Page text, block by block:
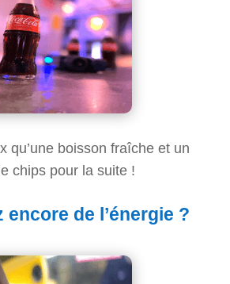
qu’une boisson fraîche et un
chips pour la suite !
encore de l’énergie ?